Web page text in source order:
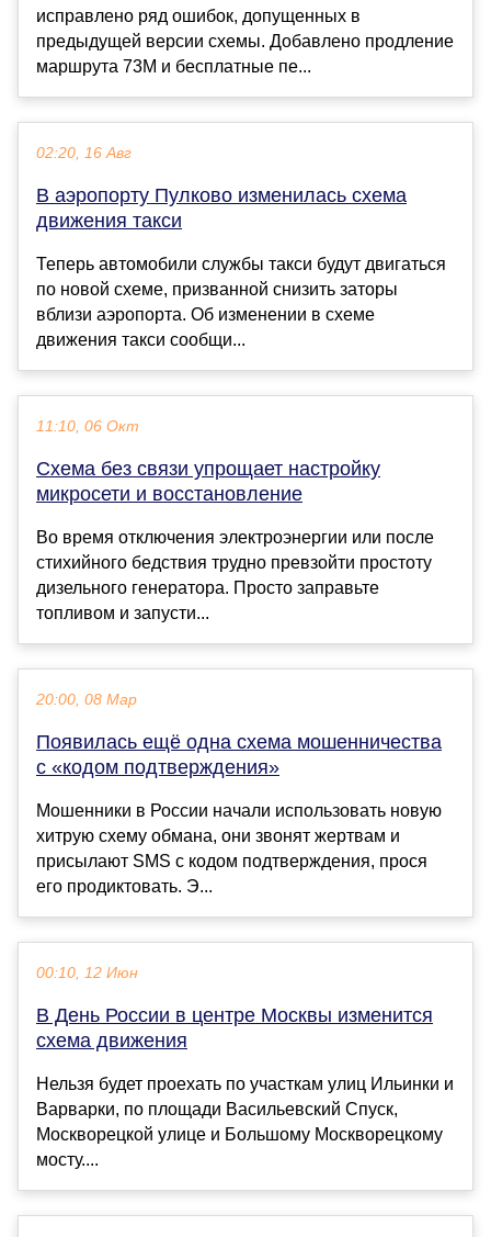
исправлено ряд ошибок, допущенных в
предыдущей версии схемы. Добавлено продление
маршрута 73М и бесплатные пе...
02:20, 16 Авг
В аэропорту Пулково изменилась схема
движения такси
Теперь автомобили службы такси будут двигаться
по новой схеме, призванной снизить заторы
вблизи аэропорта. Об изменении в схеме
движения такси сообщи...
11:10, 06 Окт
Схема без связи упрощает настройку
микросети и восстановление
Во время отключения электроэнергии или после
стихийного бедствия трудно превзойти простоту
дизельного генератора. Просто заправьте
топливом и запусти...
20:00, 08 Мар
Появилась ещё одна схема мошенничества
с «кодом подтверждения»
Мошенники в России начали использовать новую
хитрую схему обмана, они звонят жертвам и
присылают SMS с кодом подтверждения, прося
его продиктовать. Э...
00:10, 12 Июн
В День России в центре Москвы изменится
схема движения
Нельзя будет проехать по участкам улиц Ильинки и
Варварки, по площади Васильевский Спуск,
Москворецкой улице и Большому Москворецкому
мосту....